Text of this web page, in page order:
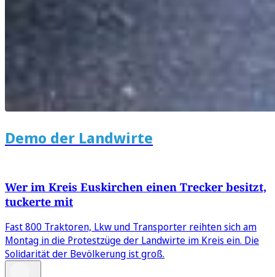
Demo der Landwirte
Wer im Kreis Euskirchen einen Trecker besitzt,
tuckerte mit
Fast 800 Traktoren, Lkw und Transporter reihten sich am
Montag in die Protestzüge der Landwirte im Kreis ein. Die
Solidarität der Bevölkerung ist groß.